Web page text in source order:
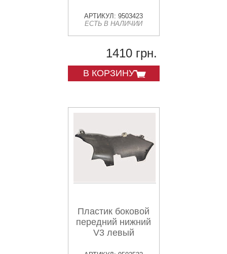
АРТИКУЛ: 9503423
ЕСТЬ В НАЛИЧИИ
1410 грн.
В КОРЗИНУ
Пластик боковой
передний нижний
V3 левый